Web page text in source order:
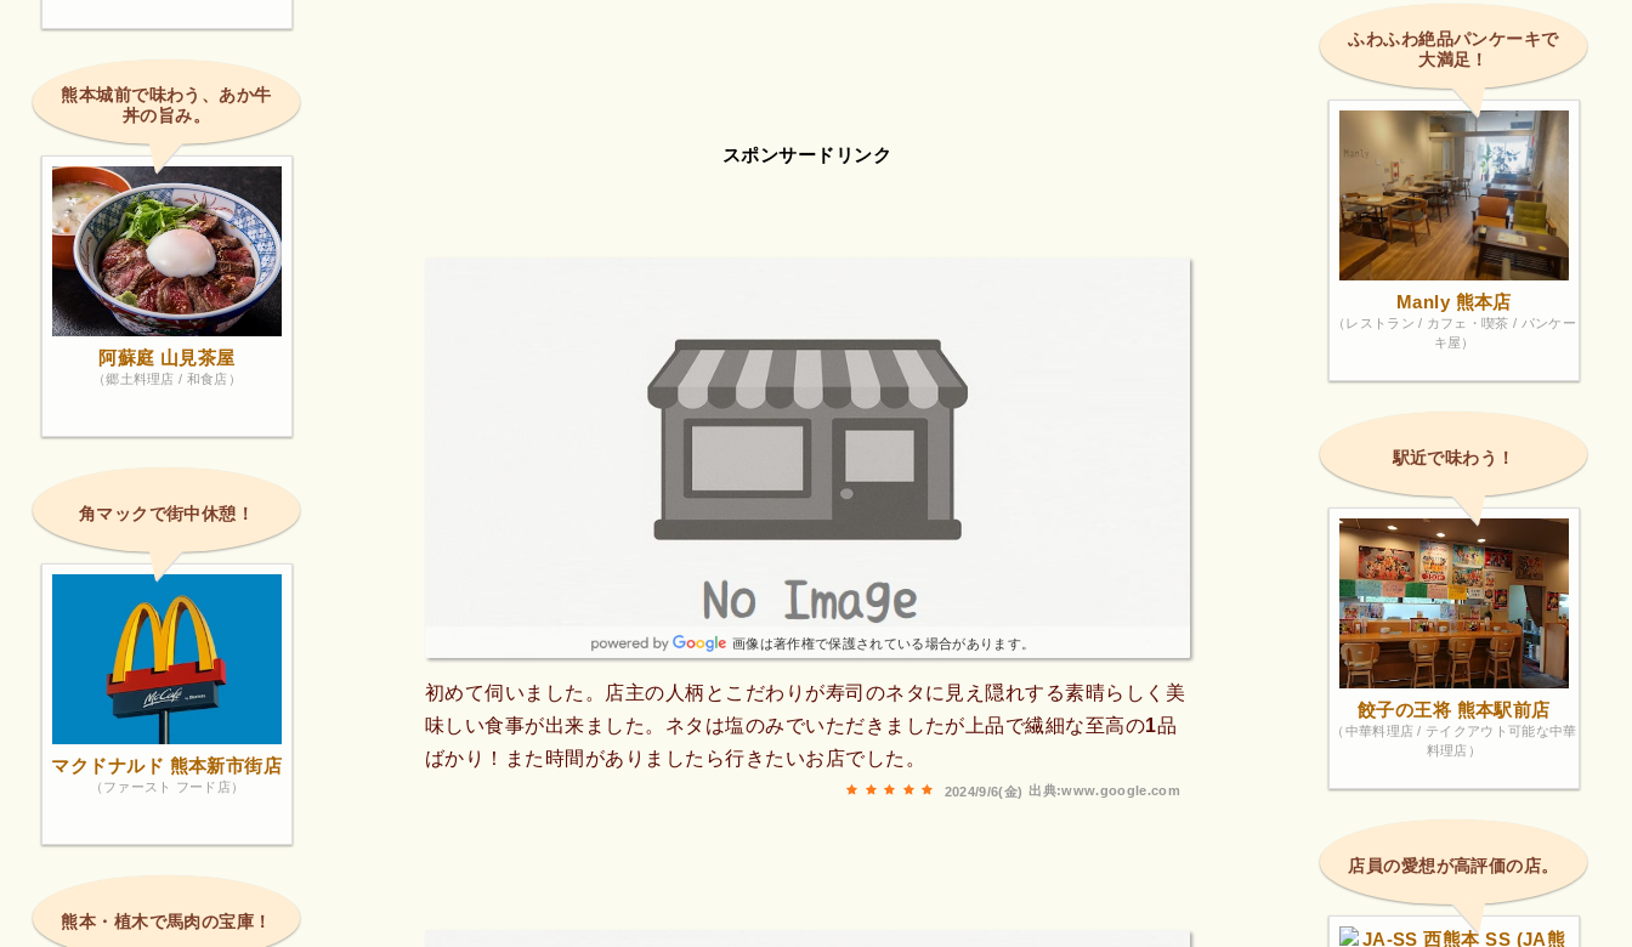
スポンサードリンク
画像は著作権で保護されている場合があります。
初めて伺いました。店主の人柄とこだわりが寿司のネタに見え隠れする素晴らしく美
味しい食事が出来ました。ネタは塩のみでいただきましたが上品で繊細な至高の1品
ばかり！また時間がありましたら行きたいお店でした。
出典:www.google.com
2024/9/6(金)
熊本城前で味わう、あか牛
丼の旨み。
阿蘇庭 山見茶屋
（郷土料理店 / 和食店）
角マックで街中休憩！
マクドナルド 熊本新市街店
（ファースト フード店）
熊本・植木で馬肉の宝庫！
ふわふわ絶品パンケーキで
大満足！
Manly 熊本店
（レストラン / カフェ・喫茶 / パンケー
キ屋）
駅近で味わう！
餃子の王将 熊本駅前店
（中華料理店 / テイクアウト可能な中華
料理店）
店員の愛想が高評価の店。